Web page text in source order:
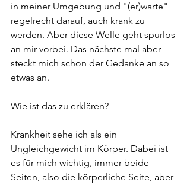
in meiner Umgebung und "(er)warte"
regelrecht darauf, auch krank zu
werden. Aber diese Welle geht spurlos
an mir vorbei. Das nächste mal aber
steckt mich schon der Gedanke an so
etwas an.
Wie ist das zu erklären?
Krankheit sehe ich als ein
Ungleichgewicht im Körper. Dabei ist
es für mich wichtig, immer beide
Seiten, also die körperliche Seite, aber